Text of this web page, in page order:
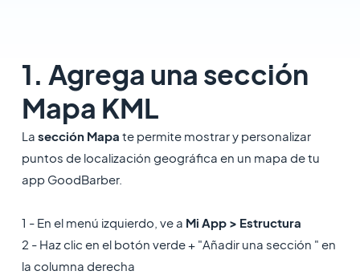
1. Agrega una sección
Mapa KML
La sección Mapa te permite mostrar y personalizar
puntos de localización geográfica en un mapa de tu
app GoodBarber.
1 - En el menú izquierdo, ve a Mi App > Estructura
2 - Haz clic en el botón verde + ​"Añadir una sección " en
la columna derecha